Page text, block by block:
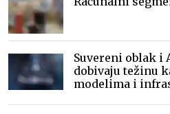
Suvereni oblak i
dobivaju težinu
modelima i